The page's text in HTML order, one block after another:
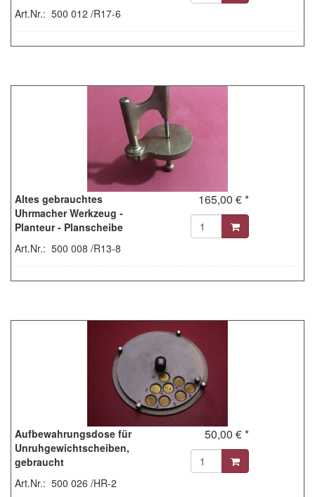
Art.Nr.: 500 012 /R17-6
Altes gebrauchtes
Uhrmacher Werkzeug -
Planteur - Planscheibe
Art.Nr.: 500 008 /R13-8
165,00 € *
Aufbewahrungsdose für
Unruhgewichtscheiben,
gebraucht
Art.Nr.: 500 026 /HR-2
50,00 € *